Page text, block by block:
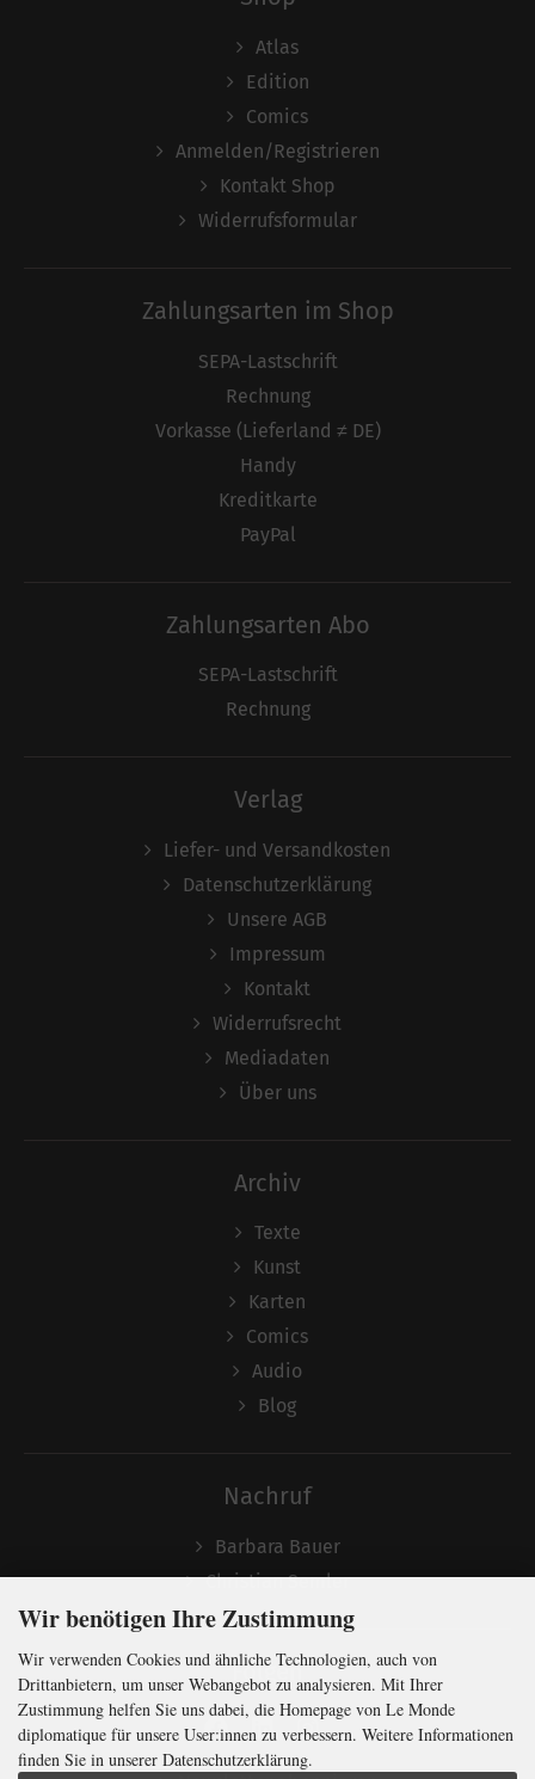
Atlas
Edition
Comics
Anmelden/Registrieren
Kontakt Shop
Widerrufsformular
Zahlungsarten im Shop
SEPA-Lastschrift
Rechnung
Vorkasse (Lieferland ≠ DE)
Handy
Kreditkarte
PayPal
Zahlungsarten Abo
SEPA-Lastschrift
Rechnung
Verlag
Liefer- und Versandkosten
Datenschutzerklärung
Unsere AGB
Impressum
Kontakt
Widerrufsrecht
Mediadaten
Über uns
Archiv
Texte
Kunst
Karten
Comics
Audio
Blog
Nachruf
Barbara Bauer
Christian Semler
Folgen
Wir benötigen Ihre Zustimmung
Wir verwenden Cookies und ähnliche Technologien, auch von
Drittanbietern, um unser Webangebot zu analysieren. Mit Ihrer
Zustimmung helfen Sie uns dabei, die Homepage von Le Monde
diplomatique für unsere User:innen zu verbessern. Weitere Informationen
finden Sie in unserer Datenschutzerklärung.